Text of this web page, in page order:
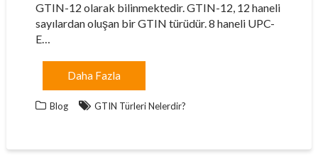
GTIN-12 olarak bilinmektedir. GTIN-12, 12 haneli
sayılardan oluşan bir GTIN türüdür. 8 haneli UPC-
E…
Daha Fazla
Blog GTIN Türleri Nelerdir?